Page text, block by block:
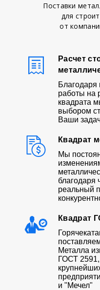
Поставки
для
от
Расчет
Благодаря
работы на
квадрата
выбором
Ваши
Квадрат
Мы
благодаря
реальный
Квадрат
Металла
ГОСТ
и "Мечел"